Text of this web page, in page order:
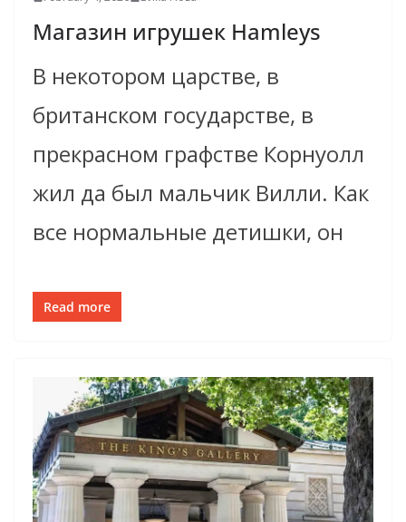
Магазин игрушек Hamleys
В некотором царстве, в
британском государстве, в
прекрасном графстве Корнуолл
жил да был мальчик Вилли. Как
все нормальные детишки, он
Read more